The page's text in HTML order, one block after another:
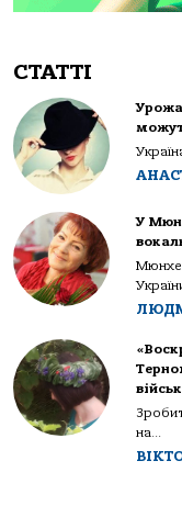
СТАТТІ
У
на...